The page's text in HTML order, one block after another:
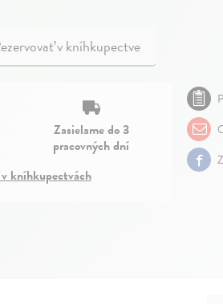
v kníhkupectve
Zasielame do 3
pracovných dní
kníhkupectvách